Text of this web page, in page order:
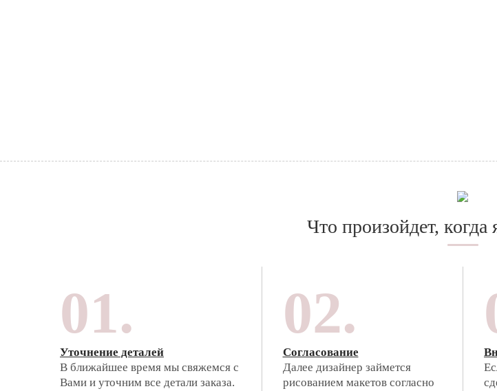
Что произойдет, когда
01.
Уточнение деталей
В ближайшее время мы свяжемся с
Вами и уточним все детали заказа.
02.
Согласование
Далее дизайнер займется
рисованием макетов согласно